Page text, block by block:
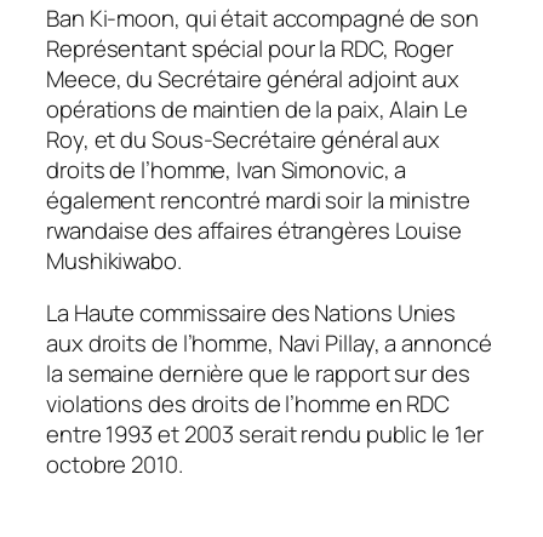
Ban Ki-moon, qui était accompagné de son
Représentant spécial pour la RDC, Roger
Meece, du Secrétaire général adjoint aux
opérations de maintien de la paix, Alain Le
Roy, et du Sous-Secrétaire général aux
droits de l’homme, Ivan Simonovic, a
également rencontré mardi soir la ministre
rwandaise des affaires étrangères Louise
Mushikiwabo.
La Haute commissaire des Nations Unies
aux droits de l’homme, Navi Pillay, a annoncé
la semaine dernière que le rapport sur des
violations des droits de l’homme en RDC
entre 1993 et 2003 serait rendu public le 1er
octobre 2010.